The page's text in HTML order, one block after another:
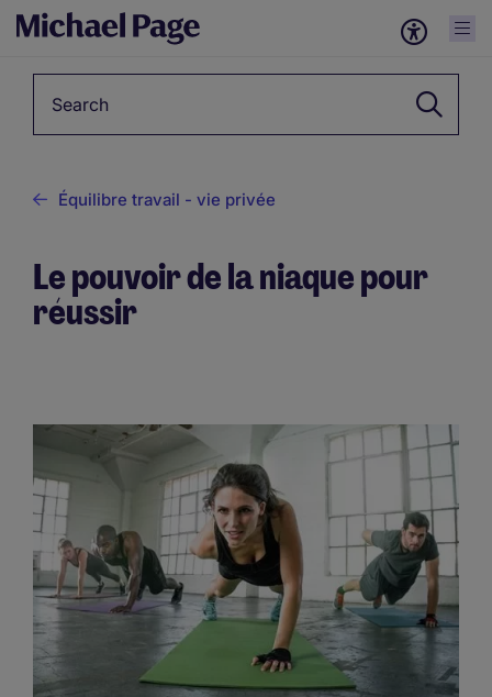
Équilibre travail - vie privée
Le pouvoir de la niaque pour
réussir